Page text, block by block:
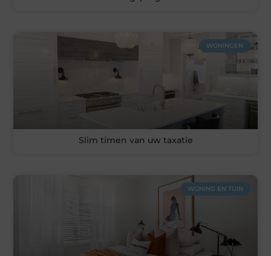
WONINGEN
Slim timen van uw taxatie
WONING EN TUIN